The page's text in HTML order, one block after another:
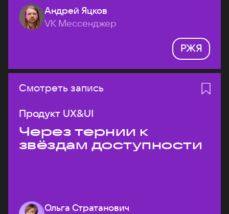
Андрей Яцков
VK Мессенджер
РЖЯ
Смотреть запись
Продукт UX&UI
Через тернии к
звёздам доступности
Ольга Стратанович